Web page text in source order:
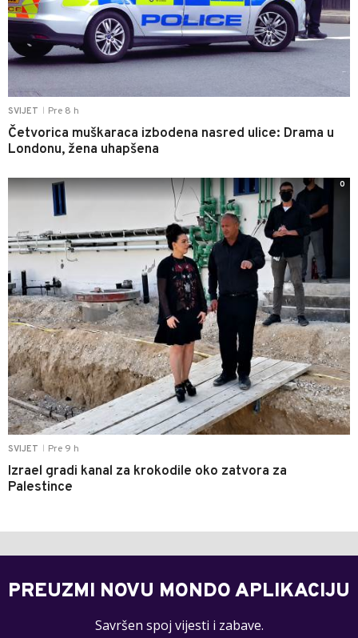
SVIJET Pre 8 h
Četvorica muškaraca izbodena nasred ulice: Drama u
Londonu, žena uhapšena
SVIJET Pre 9 h
Izrael gradi kanal za krokodile oko zatvora za
Palestince
0
PREUZMI NOVU MONDO APLIKACIJU
Savršen spoj vijesti i zabave.